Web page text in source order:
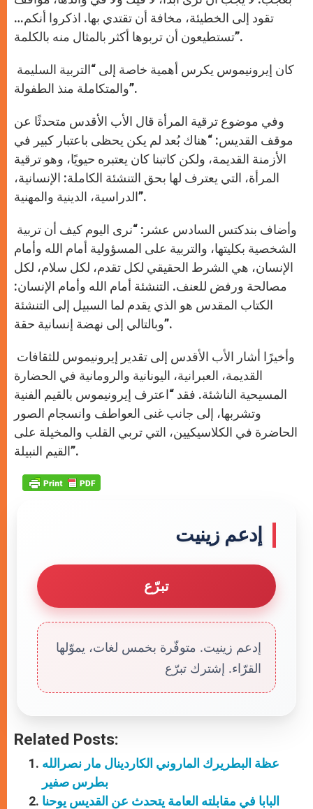
تقود إلى الخطيئة، مخافة أن تقتدي بها. اذكروا أنكم…
تستطيعون أن تربوها أكثر بالمثال منه بالكلمة”.
والمتكاملة منذ الطفولة”.
وفي موضوع ترقية المرأة قال الأب الأقدس متحدثًا عن
موقف القديس: “هناك بُعد لم يكن يحظى باعتبار كبير في
الأزمنة القديمة، ولكن كاتبنا كان يعتبره حيويًا، وهو ترقية
المرأة، التي يعترف لها بحق التنشئة الكاملة: الإنسانية،
الدراسية، الدينية والمهنية”.
الشخصية بكليتها، والتربية على المسؤولية أمام الله وأمام
الإنسان، هي الشرط الحقيقي لكل تقدم، لكل سلام، لكل
مصالحة ورفض للعنف. التنشئة أمام الله وأمام الإنسان:
الكتاب المقدس هو الذي يقدم لما السبيل إلى التنشئة
وبالتالي إلى نهضة إنسانية حقة”.
القديمة، العبرانية، اليونانية والرومانية في الحضارة
المسيحية الناشئة. فقد “اعترف إيرونيموس بالقيم الفنية
وتشربها، إلى جانب غنى العواطف وانسجام الصور
الحاضرة في الكلاسيكيين، التي تربي القلب والمخيلة على
القيم النبيلة”.
إدعم زينيت
تبرّع
إدعم زينيت. متوفّرة بخمس لغات، يموّلها
القرّاء. إشترك تبرّع
Related Posts:
عظة البطريرك الماروني الكاردينال مار نصرالله
بطرس صفير
البابا في مقابلته العامة يتحدث عن القديس يوحنا